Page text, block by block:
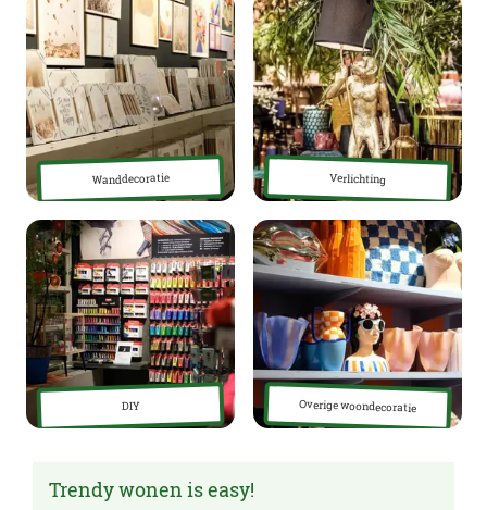
Wanddecoratie Verlichting
DIY Overige woondecoratie
Trendy wonen is easy!